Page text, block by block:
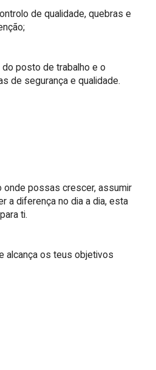
de qualidade, quebras e
do posto de trabalho e o
de segurança e qualidade.
onde possas crescer, assumir
a diferença no dia a dia, esta
ti.
alcança os teus objetivos